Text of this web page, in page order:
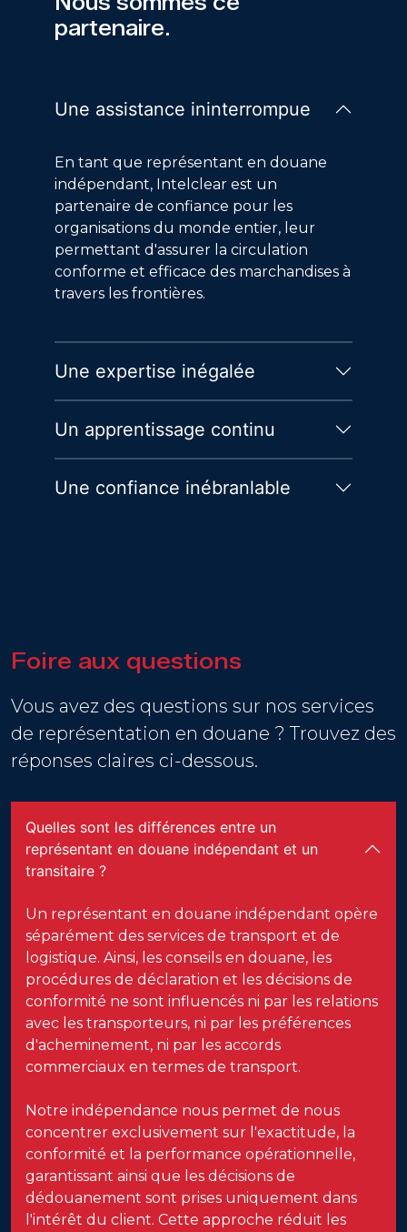
partenaire.
Une assistance ininterrompue
En tant que représentant en douane
indépendant, Intelclear est un
partenaire de confiance pour les
organisations du monde entier, leur
permettant d'assurer la circulation
conforme et efficace des marchandises à
travers les frontières.
Une expertise inégalée
Un apprentissage continu
Une confiance inébranlable
Foire aux questions
Vous avez des questions sur nos services
de représentation en douane ? Trouvez des
réponses claires ci-dessous.
Quelles sont les différences entre un
représentant en douane indépendant et un
transitaire ?
Un représentant en douane indépendant opère
séparément des services de transport et de
logistique. Ainsi, les conseils en douane, les
procédures de déclaration et les décisions de
conformité ne sont influencés ni par les relations
avec les transporteurs, ni par les préférences
d'acheminement, ni par les accords
commerciaux en termes de transport.
Notre indépendance nous permet de nous
concentrer exclusivement sur l'exactitude, la
conformité et la performance opérationnelle,
garantissant ainsi que les décisions de
dédouanement sont prises uniquement dans
l'intérêt du client. Cette approche réduit les